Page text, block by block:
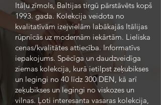
Itāļu zīmols, Baltijas tirgū pārstāvēts kopš
1993. gada. Kolekcija veidota no
kvalitatīvām izejvielām labākajās Itālijas
rūpnīcās uz modernām iekārtām. Lieliska
cenas/kvalitātes attiecība. Informatīvs
iepakojums. Spēcīga un daudzveidīga
ziemas kolekcija, kurā ietilpst zeķubikses
un legingi no 40 līdz 300 DEN, kā arī
zeķubikses un legingi no viskozes un
vilnas. Ļoti interesanta vasaras kolekcija,